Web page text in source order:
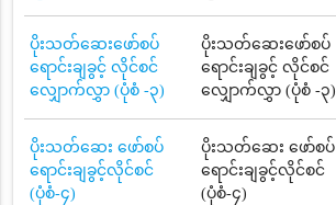
ပိုးသတ်ဆေးဖော်စပ်
ရောင်းချခွင့် လိုင်စင်
လျှောက်လွှာ (ပုံစံ -၃)
ပိုးသတ်ဆေးဖော်စပ်
ရောင်းချခွင့် လိုင်စင်
လျှောက်လွှာ (ပုံစံ -၃)
ပိုးသတ်ဆေး ဖော်စပ်
ရောင်းချခွင့်လိုင်စင်
(ပုံစံ-၄)
ပိုးသတ်ဆေး ဖော်စပ်
ရောင်းချခွင့်လိုင်စင်
(ပုံစံ-၄)